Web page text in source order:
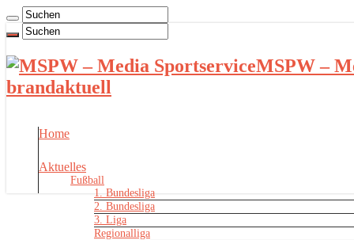
MSPW –
brandaktuell
Home
Aktuelles
Fußball
1. Bundesliga
2. Bundesliga
3. Liga
Regionalliga